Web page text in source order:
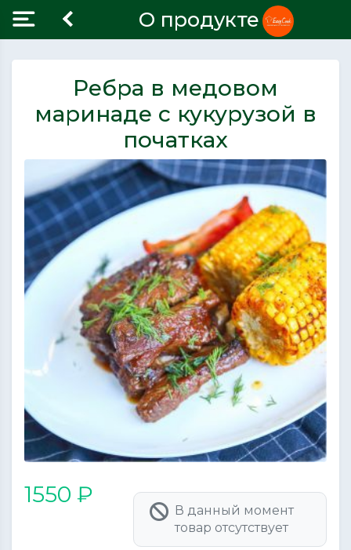
О продукте
Ребра в медовом
маринаде с кукурузой в
початках
1550 ₽
В данный момент
товар отсутствует